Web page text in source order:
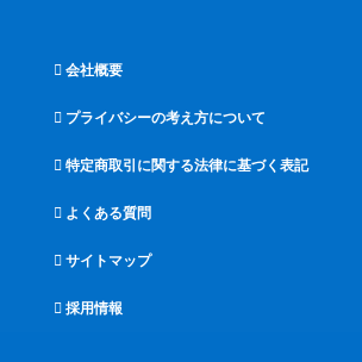
会社概要
プライバシーの考え方について
特定商取引に関する法律に基づく表記
よくある質問
サイトマップ
採用情報